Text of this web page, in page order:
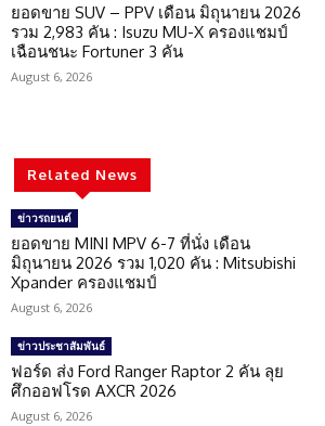
ยอดขาย SUV – PPV เดือน มิถุนายน 2026
รวม 2,983 คัน : Isuzu MU-X ครองแชมป์
เฉือนชนะ Fortuner 3 คัน
August 6, 2026
Related News
ข่าวรถยนต์
ยอดขาย MINI MPV 6-7 ที่นั่ง เดือน
มิถุนายน 2026 รวม 1,020 คัน : Mitsubishi
Xpander ครองแชมป์
August 6, 2026
ข่าวประชาสัมพันธ์
ฟอร์ด ส่ง Ford Ranger Raptor 2 คัน ลุย
ศึกออฟโรด AXCR 2026
August 6, 2026